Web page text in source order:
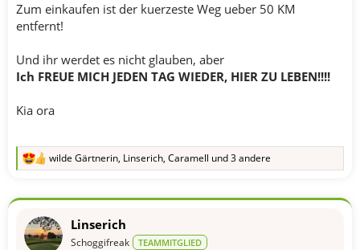
Zum einkaufen ist der kuerzeste Weg ueber 50 KM
entfernt!
Und ihr werdet es nicht glauben, aber
Ich FREUE MICH JEDEN TAG WIEDER, HIER ZU LEBEN!!!!
Kia ora
R
k
o
wilde Gärtnerin, Linserich, Caramell und 3 andere
Linserich
Schoggifreak TEAMMITGLIED